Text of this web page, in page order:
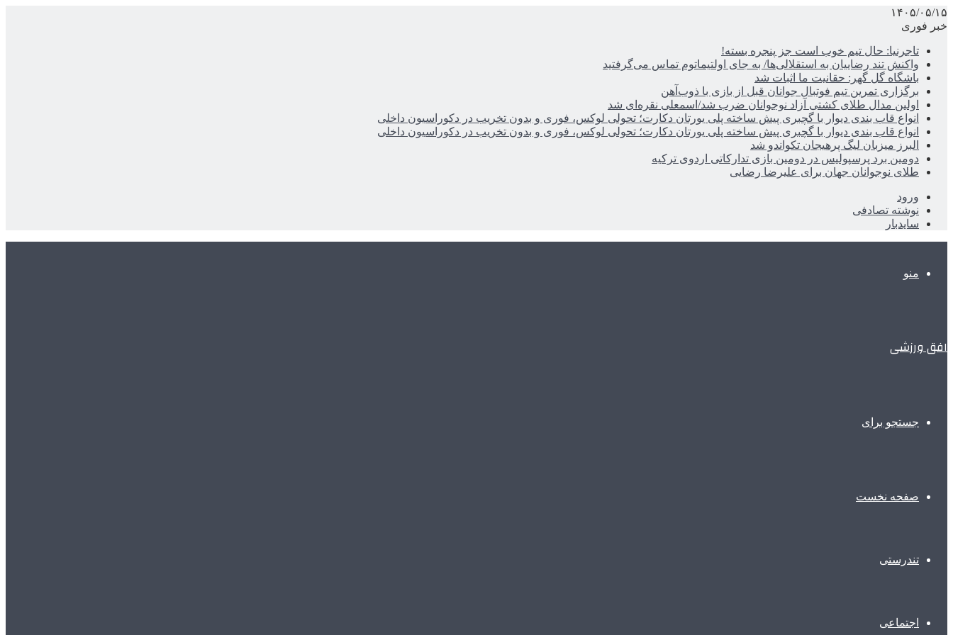
۱۴۰۵/۰۵/۱۵
خبر فوری
تاجرنیا: حال تیم خوب است جز پنجره بسته!
واکنش تند رضاییان به استقلالی‌ها/ به جای اولتیماتوم تماس می‌گرفتید
باشگاه گل گهر: حقانیت ما اثبات شد
برگزاری تمرین تیم فوتبال جوانان قبل از بازی با ذوب‌آهن
اولین مدال طلای کشتی آزاد نوجوانان ضرب شد/اسمعلی نقره‌ای شد
انواع قاب بندی دیوار با گچبری پیش ساخته پلی یورتان دکارت؛ تحولی لوکس، فوری و بدون تخریب در دکوراسیون داخلی
انواع قاب بندی دیوار با گچبری پیش ساخته پلی یورتان دکارت؛ تحولی لوکس، فوری و بدون تخریب در دکوراسیون داخلی
البرز میزبان لیگ پرهیجان تکواندو شد
دومین برد پرسپولیس در دومین بازی تدارکاتی اردوی ترکیه
طلای نوجوانان جهان برای علیرضا رضایی
ورود
نوشته تصادفی
سایدبار
منو
افق ورزشی
جستجو برای
صفحه نخست
تندرستی
اجتماعی